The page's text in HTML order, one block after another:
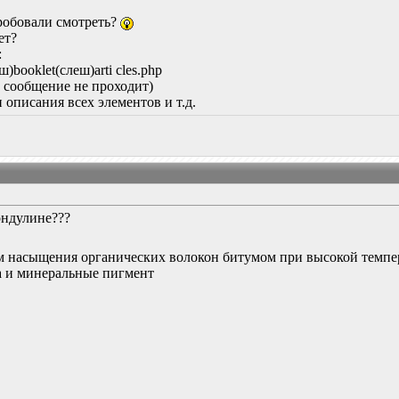
смотреть?
cles.php
сообщение не проходит)
всех элементов и т.д.
органических волокон битумом при высокой
и минеральные пигмент